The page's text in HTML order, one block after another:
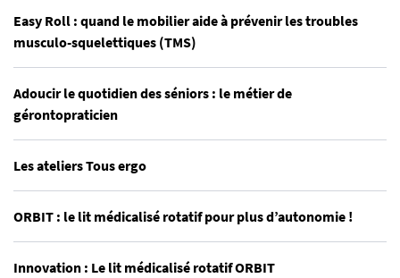
Easy Roll : quand le mobilier aide à prévenir les troubles
musculo-squelettiques (TMS)
Adoucir le quotidien des séniors : le métier de
gérontopraticien
Les ateliers Tous ergo
ORBIT : le lit médicalisé rotatif pour plus d’autonomie !
Innovation : Le lit médicalisé rotatif ORBIT